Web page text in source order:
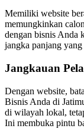
Memiliki website
memungkinkan
dengan bisnis Anda
jangka panjang
Jangkauan
Dengan website,
Bisnis Anda di
di wilayah lokal,
Ini membuka pintu